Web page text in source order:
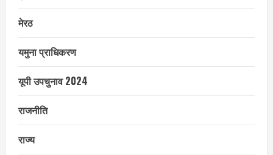
मेरठ
यमुना प्राधिकरण
यूपी उपचुनाव 2024
राजनीति
राज्य